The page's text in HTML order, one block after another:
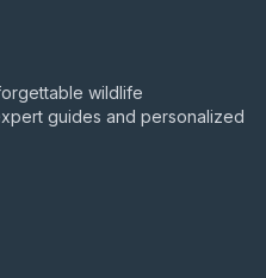
wildlife
guides and personalized